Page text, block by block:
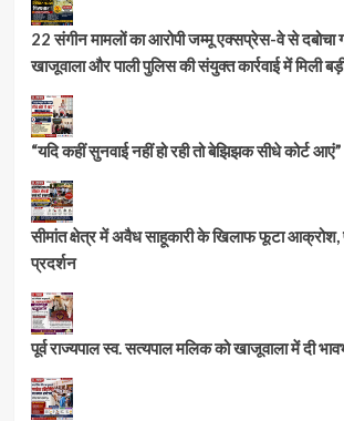
22 संगीन मामलों का आरोपी जम्मू एक्सप्रेस-वे से दबोचा
खाजूवाला और पाली पुलिस की संयुक्त कार्रवाई में मिली
“यदि कहीं सुनवाई नहीं हो रही तो बेझिझक सीधे कोर्ट
सीमांत क्षेत्र में अवैध साहूकारी के खिलाफ फूटा आक्रोश,
प्रदर्शन
पूर्व राज्यपाल स्व. सत्यपाल मलिक को खाजूवाला में दी